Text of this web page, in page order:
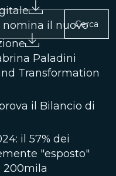
Cerca
nomina il nuovo
Paladini
Transformation
il Bilancio di
il 57% dei
"esposto"
200mila